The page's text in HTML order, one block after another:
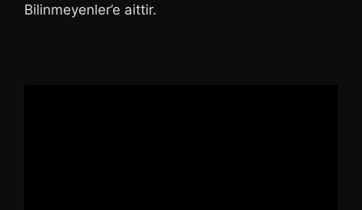
Bilinmeyenler’e aittir.